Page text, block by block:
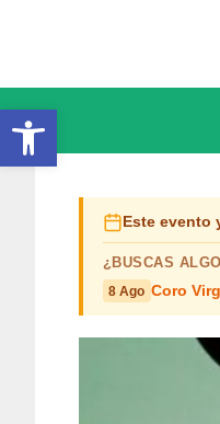
Abrir barra de herramientas
Este evento
¿BUSCAS
8 Ago Coro